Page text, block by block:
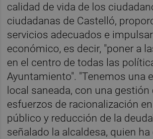
calidad de vida de los
ciudadanas de Castelló,
servicios adecuados e
económico, es decir, "poner a
en el centro de todas las
Ayuntamiento". "Tenemos una
local saneada, con una gestión
esfuerzos de racionalización
público y reducción de la
señalado la alcaldesa, quien